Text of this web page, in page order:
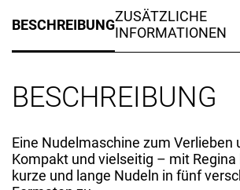
BESCHREIBUNGZUSÄTZLICHE
INFORMATIONEN
BESCHREIBUNG
Eine Nudelmaschine zum Verlieben
Kompakt und vielseitig – mit Regina
kurze und lange Nudeln in fünf